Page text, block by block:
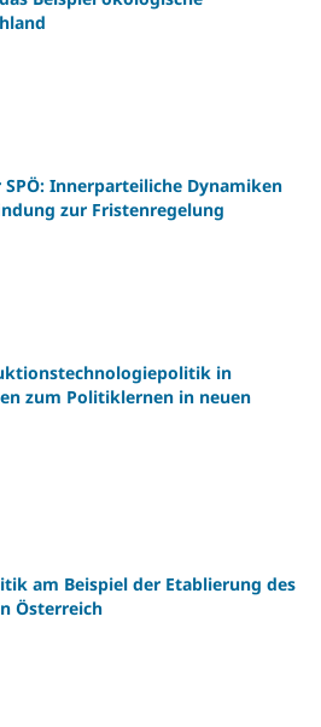
Innerparteiliche Dynamiken
zur Fristenregelung
in
zum Politiklernen in neuen
am Beispiel der Etablierung des
Österreich